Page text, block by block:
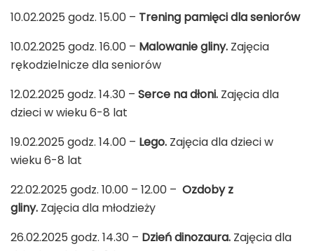
10.02.2025 godz. 15.00 – Trening pamięci dla seniorów
10.02.2025 godz. 16.00 – Malowanie gliny. Zajęcia
rękodzielnicze dla seniorów
12.02.2025 godz. 14.30 – Serce na dłoni. Zajęcia dla
dzieci w wieku 6-8 lat
19.02.2025 godz. 14.00 – Lego. Zajęcia dla dzieci w
wieku 6-8 lat
22.02.2025 godz. 10.00 – 12.00 – Ozdoby z
gliny. Zajęcia dla młodzieży
26.02.2025 godz. 14.30 – Dzień dinozaura. Zajęcia dla